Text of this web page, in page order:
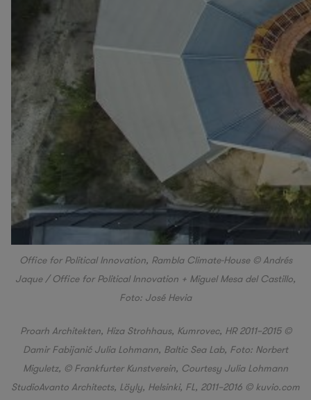
Office for Political Innovation, Rambla Climate-House © Andrés
Jaque / Office for Political Innovation + Miguel Mesa del Castillo,
Foto: José Hevia
Proarh Architekten, Hiza Strohhaus, Kumrovec, HR 2011–2015 ©
Damir Fabijanić Julia Lohmann, Baltic Sea Lab, Foto: Norbert
Miguletz, © Frankfurter Kunstverein, Courtesy Julia Lohmann
StudioAvanto Architects, Löyly, Helsinki, FL, 2011–2016 © kuvio.com